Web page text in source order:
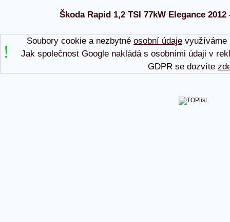
Škoda Rapid 1,2 TSI 77kW Elegance
Soubory cookie a nezbytné osobní údajevyužíváme
Jak společnost Google nakládá s osobními údaji v
GDPR se dozvíte